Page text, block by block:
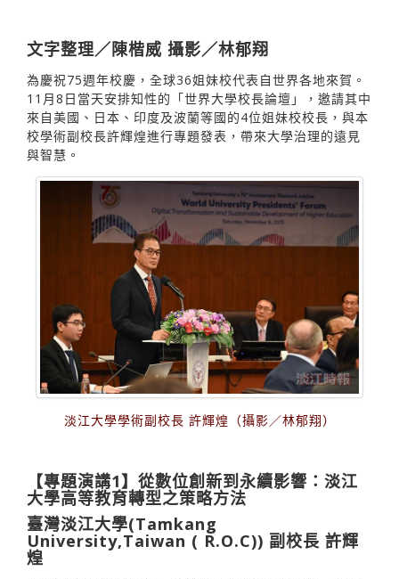
文字整理／陳楷威 攝影／林郁翔
為慶祝75週年校慶，全球36姐妹校代表自世界各地來賀。
11月8日當天安排知性的「世界大學校長論壇」，邀請其中
來自美國、日本、印度及波蘭等國的4位姐妹校校長，與本
校學術副校長許輝煌進行專題發表，帶來大學治理的遠見
與智慧。
淡江大學學術副校長 許輝煌（攝影／林郁翔）
【專題演講1】從數位創新到永續影響：淡江
大學高等教育轉型之策略方法
臺灣淡江大學(Tamkang
University,Taiwan ( R.O.C)) 副校長 許輝
煌